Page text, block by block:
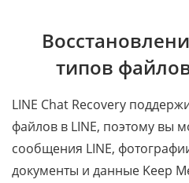
типов
LINE Chat Recovery
файлов в LINE, поэтому вы
сообщения LINE,
документы и данные Keep